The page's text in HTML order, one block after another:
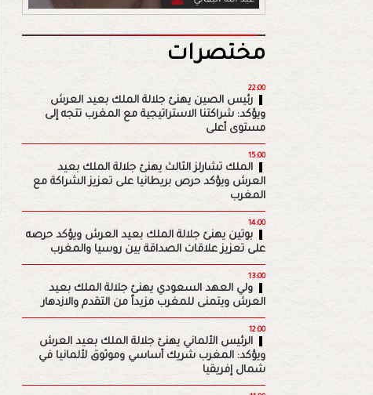
مختصرات
22:00
رئيس الصين يهنئ جلالة الملك بعيد العرش
ويؤكد: شراكتنا الاستراتيجية مع المغرب تتجه إلى
مستوى أعلى
15:00
الملك تشارلز الثالث يهنئ جلالة الملك بعيد
العرش ويؤكد حرص بريطانيا على تعزيز الشراكة مع
المغرب
14:00
بوتين يهنئ جلالة الملك بعيد العرش ويؤكد حرصه
على تعزيز علاقات الصداقة بين روسيا والمغرب
13:00
ولي العهد السعودي يهنئ جلالة الملك بعيد
العرش ويتمنى للمغرب مزيداً من التقدم والازدهار
12:00
الرئيس الألماني يهنئ جلالة الملك بعيد العرش
ويؤكد: المغرب شريك أساسي وموثوق لألمانيا في
شمال إفريقيا